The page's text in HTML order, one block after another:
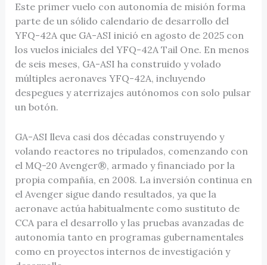
Este primer vuelo con autonomía de misión forma
parte de un sólido calendario de desarrollo del
YFQ-42A que GA-ASI inició en agosto de 2025 con
los vuelos iniciales del YFQ-42A Tail One. En menos
de seis meses, GA-ASI ha construido y volado
múltiples aeronaves YFQ-42A, incluyendo
despegues y aterrizajes autónomos con solo pulsar
un botón.
GA-ASI lleva casi dos décadas construyendo y
volando reactores no tripulados, comenzando con
el MQ-20 Avenger®, armado y financiado por la
propia compañía, en 2008. La inversión continua en
el Avenger sigue dando resultados, ya que la
aeronave actúa habitualmente como sustituto de
CCA para el desarrollo y las pruebas avanzadas de
autonomía tanto en programas gubernamentales
como en proyectos internos de investigación y